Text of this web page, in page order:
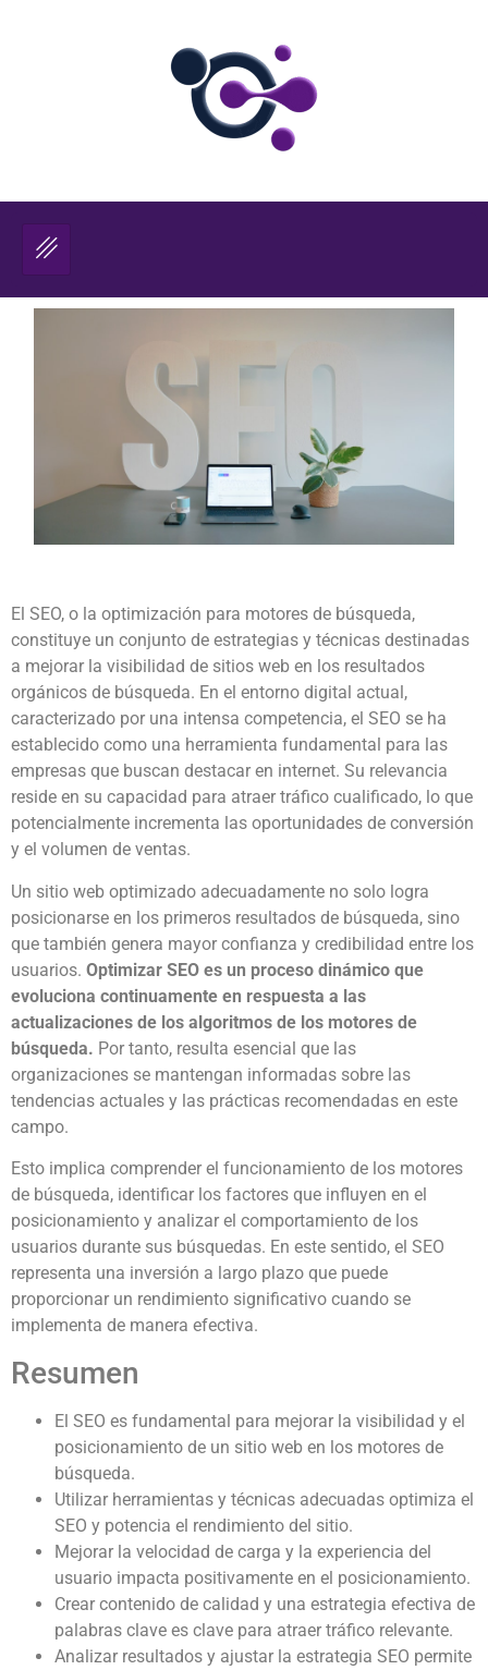
El SEO, o la optimización para motores de búsqueda,
constituye un conjunto de estrategias y técnicas destinadas
a mejorar la visibilidad de sitios web en los resultados
orgánicos de búsqueda. En el entorno digital actual,
caracterizado por una intensa competencia, el SEO se ha
establecido como una herramienta fundamental para las
empresas que buscan destacar en internet. Su relevancia
reside en su capacidad para atraer tráfico cualificado, lo que
potencialmente incrementa las oportunidades de conversión
y el volumen de ventas.
Un sitio web optimizado adecuadamente no solo logra
posicionarse en los primeros resultados de búsqueda, sino
que también genera mayor confianza y credibilidad entre los
usuarios. Optimizar SEO es un proceso dinámico que
evoluciona continuamente en respuesta a las
actualizaciones de los algoritmos de los motores de
búsqueda. Por tanto, resulta esencial que las
organizaciones se mantengan informadas sobre las
tendencias actuales y las prácticas recomendadas en este
campo.
Esto implica comprender el funcionamiento de los motores
de búsqueda, identificar los factores que influyen en el
posicionamiento y analizar el comportamiento de los
usuarios durante sus búsquedas. En este sentido, el SEO
representa una inversión a largo plazo que puede
proporcionar un rendimiento significativo cuando se
implementa de manera efectiva.
Resumen
El SEO es fundamental para mejorar la visibilidad y el
posicionamiento de un sitio web en los motores de
búsqueda.
Utilizar herramientas y técnicas adecuadas optimiza el
SEO y potencia el rendimiento del sitio.
Mejorar la velocidad de carga y la experiencia del
usuario impacta positivamente en el posicionamiento.
Crear contenido de calidad y una estrategia efectiva de
palabras clave es clave para atraer tráfico relevante.
Analizar resultados y ajustar la estrategia SEO permite